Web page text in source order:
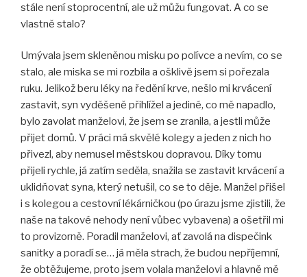
stále není stoprocentní, ale už můžu fungovat. A co se
vlastně stalo?
Umývala jsem skleněnou misku po polívce a nevím, co se
stalo, ale miska se mi rozbila a ošklivě jsem si pořezala
ruku. Jelikož beru léky na ředění krve, nešlo mi krvácení
zastavit, syn vyděšeně přihlížel a jediné, co mě napadlo,
bylo zavolat manželovi, že jsem se zranila, a jestli může
přijet domů. V práci má skvělé kolegy a jeden z nich ho
přivezl, aby nemusel městskou dopravou. Díky tomu
přijeli rychle, já zatím seděla, snažila se zastavit krvácení a
uklidňovat syna, který netušil, co se to děje. Manžel přišel
i s kolegou a cestovní lékárničkou (po úrazu jsme zjistili, že
naše na takové nehody není vůbec vybavena) a ošetřil mi
to provizorně. Poradil manželovi, ať zavolá na dispečink
sanitky a poradí se… já měla strach, že budou nepříjemní,
že obtěžujeme, proto jsem volala manželovi a hlavně mě